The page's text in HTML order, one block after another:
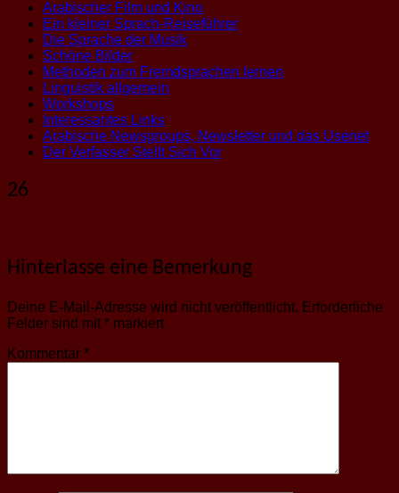
Arabischer Film und Kino
Ein kleiner Sprach-Reiseführer
Die Sprache der Musik
Schöne Bilder
Methoden zum Fremdsprachen lernen
Linguistik allgemein
Workshops
Interessantes Links
Arabische Newsgroups, Newsletter und das Usenet
Der Verfasser Stellt Sich Vor
26
Hinterlasse eine Bemerkung
Deine E-Mail-Adresse wird nicht veröffentlicht. Erforderliche
Felder sind mit * markiert
Kommentar *